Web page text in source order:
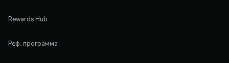
Rewards Hub
Реф. программа